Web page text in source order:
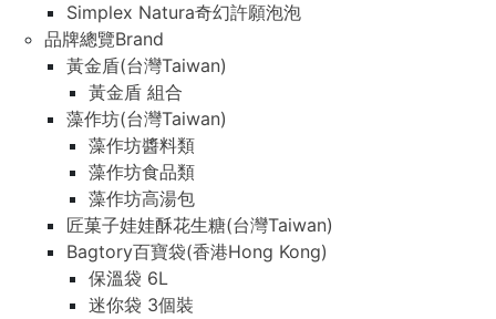
Simplex Natura奇幻許願泡泡
品牌總覽Brand
黃金盾(台灣Taiwan)
黃金盾 組合
藻作坊(台灣Taiwan)
藻作坊醬料類
藻作坊食品類
藻作坊高湯包
匠菓子娃娃酥花生糖(台灣Taiwan)
Bagtory百寶袋(香港Hong Kong)
保溫袋 6L
迷你袋 3個裝